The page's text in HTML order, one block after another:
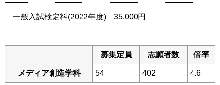
一般入試検定料(2022年度)：35,000円
募集定員 志願者数 倍率
メディア創造学科 54 402 4.6